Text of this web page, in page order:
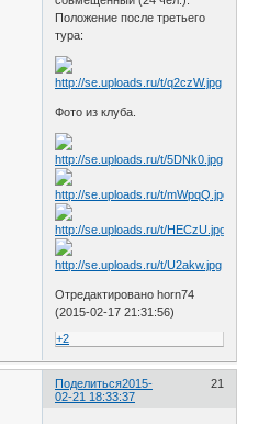
Положение после третьего
тура:
Фото из клуба.
Отредактировано horn74
(2015-02-17 21:31:56)
+2
Поделиться 21
2015-
02-21 18:33:37